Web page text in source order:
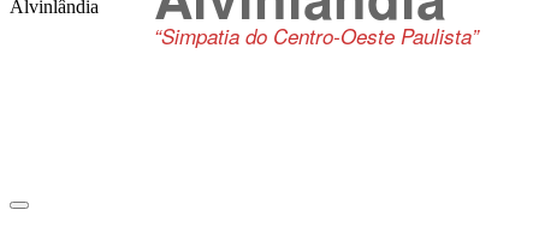
“Simpatia do Centro-Oeste Paulista”